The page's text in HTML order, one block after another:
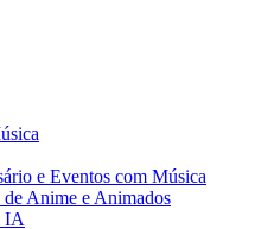
e Eventos com Música
Anime e Animados
IA